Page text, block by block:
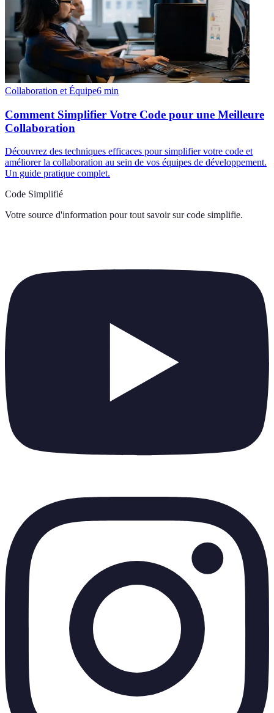
Collaboration et Équipe6 min
Comment Simplifier Votre Code pour une Meilleure
Collaboration
Découvrez des techniques efficaces pour simplifier votre code et
améliorer la collaboration au sein de vos équipes de développement.
Un guide pratique complet.
Code Simplifié
Votre source d'information pour tout savoir sur code simplifie.